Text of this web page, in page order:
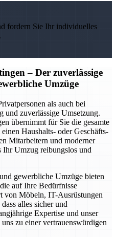
fordern Sie Ihr individuelles
– Der zuverlässige
Umzüge
als auch bei
und zuverlässige Umsetzung.
übernimmt für Sie die gesamte
Haushalts- oder Geschäfts-
Mitarbeitern und moderner
Ihr Umzug reibungslos und
gewerbliche Umzüge bieten
auf Ihre Bedürfnisse
von Möbeln, IT-Ausrüstungen
alles sicher und
Expertise und unser
zu einer vertrauenswürdigen